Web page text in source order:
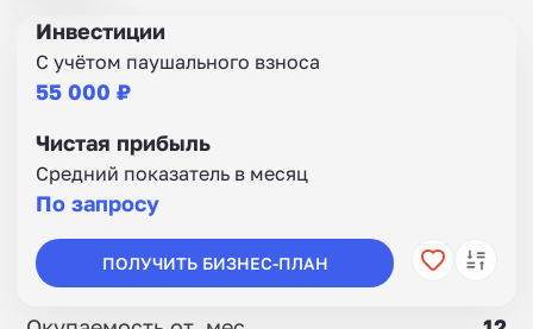
Инвестиции
С учётом паушального взноса
55 000 ₽
Чистая прибыль
Средний показатель в месяц
По запросу
ПОЛУЧИТЬ БИЗНЕС-ПЛАН